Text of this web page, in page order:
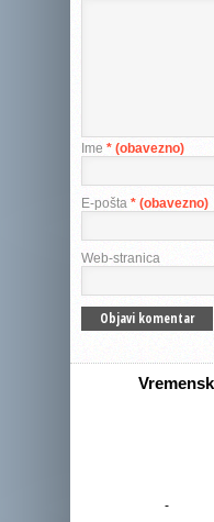
Ime * (obavezno)
E-pošta * (obavezno)
Web-stranica
-